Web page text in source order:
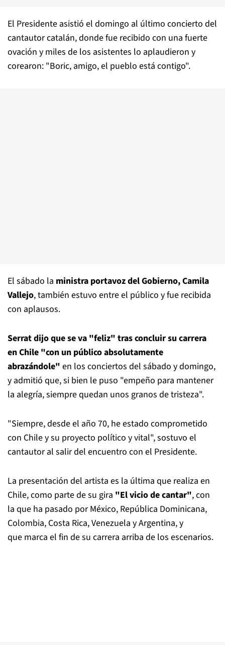
El Presidente asistió el domingo al último concierto del
cantautor catalán, donde fue recibido con una fuerte
ovación y miles de los asistentes lo aplaudieron y
corearon: "Boric, amigo, el pueblo está contigo".
El sábado la ministra portavoz del Gobierno, Camila
Vallejo, también estuvo entre el público y fue recibida
con aplausos.
Serrat dijo que se va "feliz" tras concluir su carrera
en Chile "con un público absolutamente
abrazándole" en los conciertos del sábado y domingo,
y admitió que, si bien le puso "empeño para mantener
la alegría, siempre quedan unos granos de tristeza".
"Siempre, desde el año 70, he estado comprometido
con Chile y su proyecto político y vital", sostuvo el
cantautor al salir del encuentro con el Presidente.
La presentación del artista es la última que realiza en
Chile, como parte de su gira "El vicio de cantar", con
la que ha pasado por México, República Dominicana,
Colombia, Costa Rica, Venezuela y Argentina, y
que marca el fin de su carrera arriba de los escenarios.